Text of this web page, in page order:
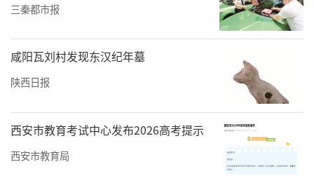
三秦都市报
咸阳瓦刘村发现东汉纪年墓
陕西日报
西安市教育考试中心发布2026高考提示
西安市教育局